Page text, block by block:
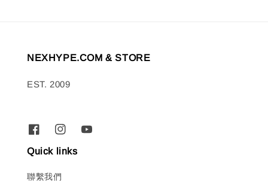
NEXHYPE.COM & STORE
EST. 2009
Quick links
聯繫我們